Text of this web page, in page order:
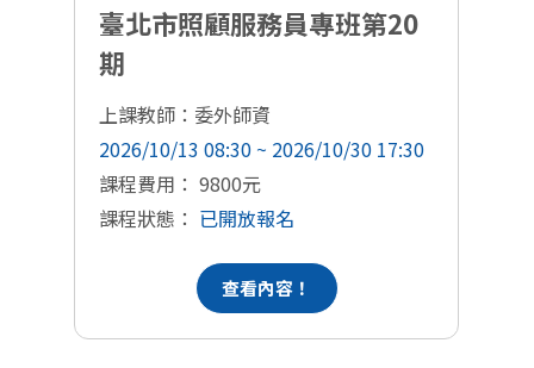
臺北市照顧服務員專班第20
期
上課教師：委外師資
2026/10/13 08:30 ~ 2026/10/30 17:30
課程費用： 9800元
課程狀態： 已開放報名
查看內容！